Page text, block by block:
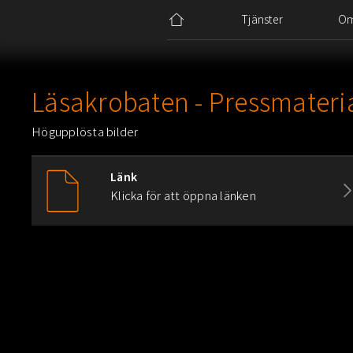
Tjänster
Läsakrobaten -
Högupplösta bilder
Länk
Klicka för att öppna länken